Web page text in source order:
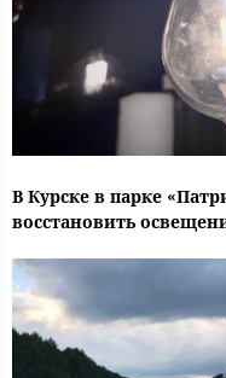
В Курске в парке
восстановить